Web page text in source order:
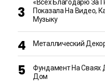
«Всех Благодарю За
Показала На Видео,
Музыку
Металлический
Фундамент На Сваях
Дом